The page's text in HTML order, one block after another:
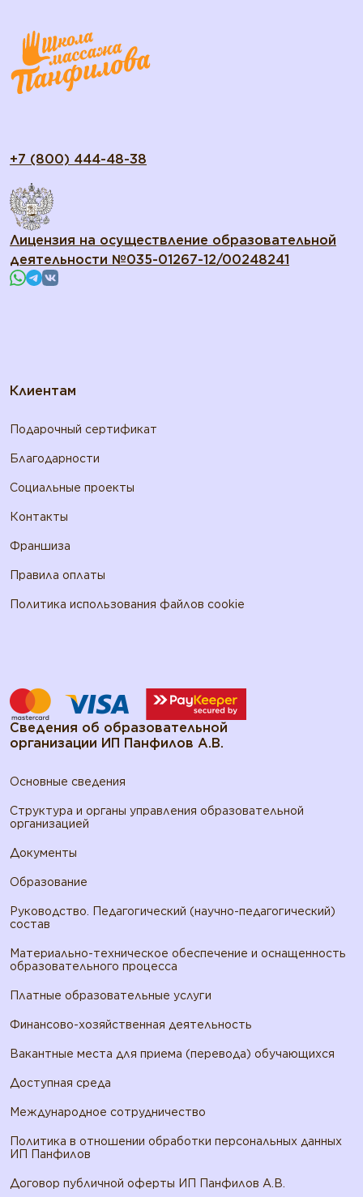
Лицензия на осуществление образовательной
деятельности №035-01267-12/00248241
Клиентам
Подарочный сертификат
Благодарности
Социальные проекты
Контакты
Франшиза
Правила оплаты
Политика использования файлов cookie
+7 (800) 444-48-38
Сведения об образовательной
организации ИП Панфилов А.В.
Основные сведения
Структура и органы управления образовательной
организацией
Документы
Образование
Руководство. Педагогический (научно-педагогический)
состав
Материально-техническое обеспечение и оснащенность
образовательного процесса
Платные образовательные услуги
Финансово-хозяйственная деятельность
Вакантные места для приема (перевода) обучающихся
Доступная среда
Международное сотрудничество
Политика в отношении обработки персональных данных
ИП Панфилов
Договор публичной оферты ИП Панфилов А.В.